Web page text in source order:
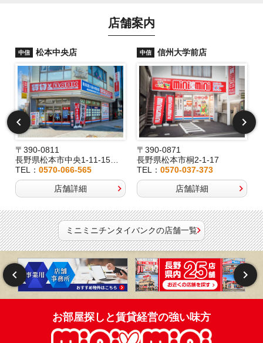
店舗案内
中信 松本中央店
〒390-0811
長野県松本市中央1-11-15桂林堂ビル1F
TEL： 0570-066-565
店舗詳細
中信 信州大学前店
〒390-0871
長野県松本市桐2-1-17
TEL：0570-037-373
店舗詳細
ミニミニチンタイバンクの店舗一覧
お部屋探しと賃貸経営の強い味方